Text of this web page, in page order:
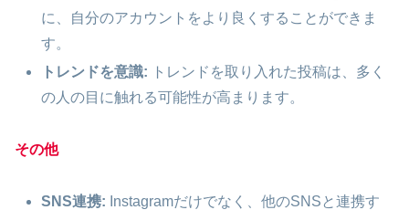
に、自分のアカウントをより良くすることができま
す。
トレンドを意識: トレンドを取り入れた投稿は、多く
の人の目に触れる可能性が高まります。
その他
SNS連携: Instagramだけでなく、他のSNSと連携す